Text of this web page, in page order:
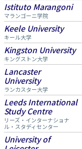
Istituto Marangoni
マランゴーニ学院
Keele University
キール大学
Kingston University
キングストン大学
Lancaster
University
ランカスター大学
Leeds International
Study Centre
リーズ・インターナショナ
ル・スタディセンター
University of